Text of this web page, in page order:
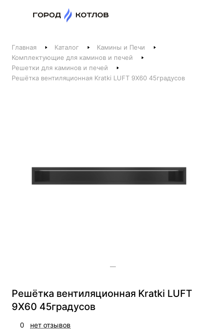
Телефоны
+375 44 511-06-41
Главная Каталог
Камины и Печи
Комплектующие для каминов и печей
Решетки для каминов и печей
Решётка вентиляционная Kratki LUFT 9Х60 45градусов
Решётка вентиляционная Kratki LUFT
9Х60 45градусов
0 нет отзывов